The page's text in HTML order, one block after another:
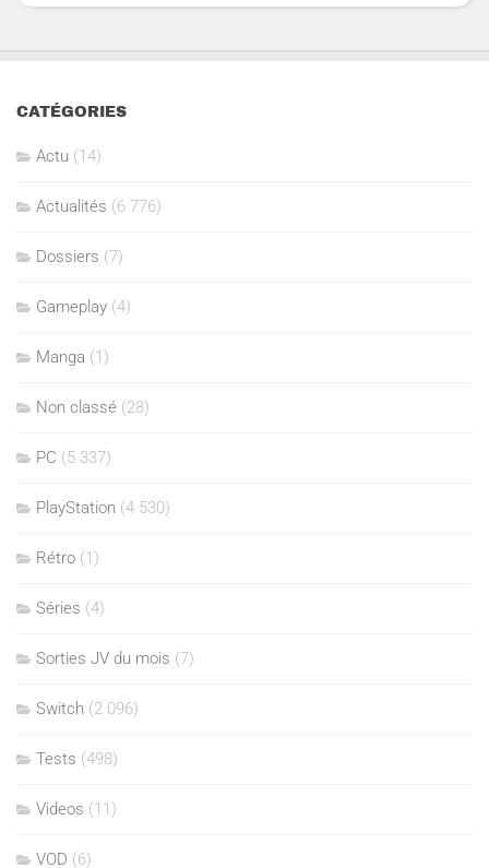
CATÉGORIES
Actu (14)
Actualités (6 776)
Dossiers (7)
Gameplay (4)
Manga (1)
Non classé (28)
PC (5 337)
PlayStation (4 530)
Rétro (1)
Séries (4)
Sorties JV du mois (7)
Switch (2 096)
Tests (498)
Videos (11)
VOD (6)